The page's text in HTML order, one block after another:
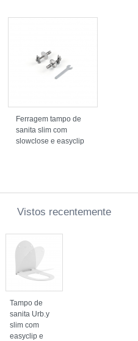
Ferragem tampo de
sanita slim com
slowclose e easyclip
Vistos recentemente
Tampo de
sanita Urb.y
slim com
easyclip e